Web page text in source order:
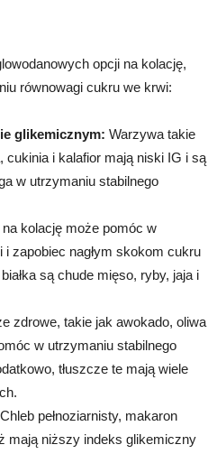
opcji na kolację,
równowagi cukru we krwi:
glikemicznym: Warzywa takie
cukinia i kalafior mają niski IG i są
w utrzymaniu stabilnego
na kolację może pomóc w
zapobiec nagłym skokom cukru
są chude mięso, ryby, jaja i
zdrowe, takie jak awokado, oliwa
w utrzymaniu stabilnego
tłuszcze te mają wiele
Chleb pełnoziarnisty, makaron
mają niższy indeks glikemiczny